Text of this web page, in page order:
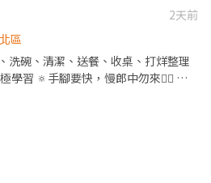
結帳、收銀等工作。 餐飲內場： ．處
其他餐廳相關事務。 ．負責清理工
餐點所需要的食材。 【工作時
2天前
區
洗碗、清潔、送餐、收桌、打烊整理
學習 🔅手腳要快，慢郎中勿來🙅‍♀️ 🔅